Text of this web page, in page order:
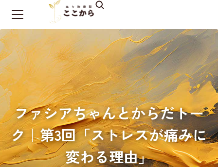
ファシアちゃんとからだトー
ク｜第3回「ストレスが痛みに
変わる理由」